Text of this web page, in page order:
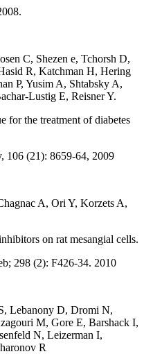
C, Shezen e, Tchorsh D,
R, Katchman H, Hering
P, Yusim A, Shtabsky A,
Lustig E, Reisner Y.
the treatment of diabetes
(21): 8659-64, 2009
A, Ori Y, Korzets A,
on rat mesangial cells.
298 (2): F426-34. 2010
Lebanony D, Dromi N,
M, Gore E, Barshack I,
N, Leizerman I,
R